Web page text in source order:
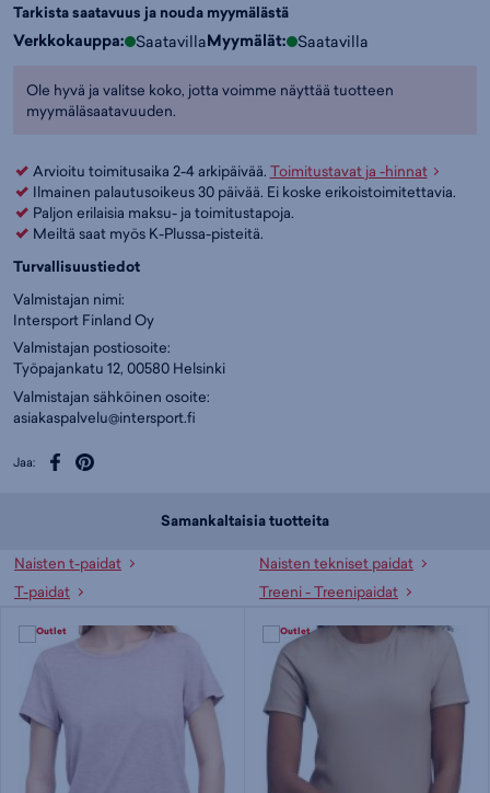
Tarkista saatavuus ja nouda myymälästä
Verkkokauppa: SaatavillaMyymälät: Saatavilla
Ole hyvä ja valitse koko, jotta voimme näyttää tuotteen
myymäläsaatavuuden.
Arvioitu toimitusaika 2-4 arkipäivää. Toimitustavat ja -hinnat
Ilmainen palautusoikeus 30 päivää. Ei koske erikoistoimitettavia.
Paljon erilaisia maksu- ja toimitustapoja.
Meiltä saat myös K-Plussa-pisteitä.
Turvallisuustiedot
Valmistajan nimi:
Intersport Finland Oy
Valmistajan postiosoite:
Työpajankatu 12, 00580 Helsinki
Valmistajan sähköinen osoite:
asiakaspalvelu@intersport.fi
Jaa:
Samankaltaisia tuotteita
Naisten t-paidat
Naisten tekniset paidat
T-paidat
Treeni - Treenipaidat